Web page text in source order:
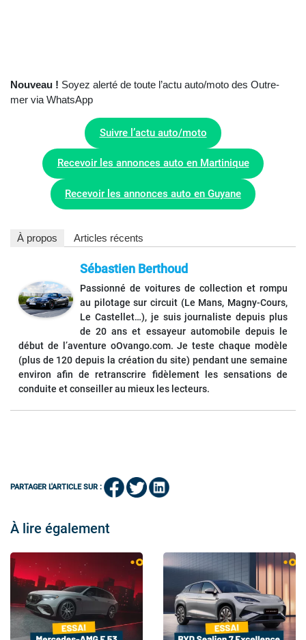
Nouveau ! Soyez alerté de toute l’actu auto/moto des Outre-
mer via WhatsApp
Suivre l’actu auto/moto
Recevoir les annonces auto en Martinique
Recevoir les annonces auto en Guyane
À propos Articles récents
Sébastien Berthoud
Passionné de voitures de collection et rompu
au pilotage sur circuit (Le Mans, Magny-Cours,
Le Castellet…), je suis journaliste depuis plus
de 20 ans et essayeur automobile depuis le
début de l’aventure oOvango.com. Je teste chaque modèle
(plus de 120 depuis la création du site) pendant une semaine
environ afin de retranscrire fidèlement les sensations de
conduite et conseiller au mieux les lecteurs.
PARTAGER L'ARTICLE SUR :
À lire également